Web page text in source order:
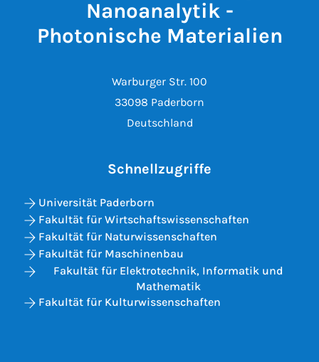
Nanoanalytik -
Photonische Materialien
Warburger Str. 100
33098 Paderborn
Deutschland
Schnellzugriffe
Universität Paderborn
Fakultät für Wirtschaftswissenschaften
Fakultät für Naturwissenschaften
Fakultät für Maschinenbau
Fakultät für Elektrotechnik, Informatik und
Mathematik
Fakultät für Kulturwissenschaften